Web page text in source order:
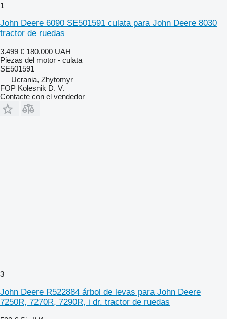
1
John Deere 6090 SE501591 culata para John Deere 8030
tractor de ruedas
3.499 € 180.000 UAH
Piezas del motor - culata
SE501591
Ucrania, Zhytomyr
FOP Kolesnik D. V.
Contacte con el vendedor
3
John Deere R522884 árbol de levas para John Deere
7250R, 7270R, 7290R, i dr. tractor de ruedas